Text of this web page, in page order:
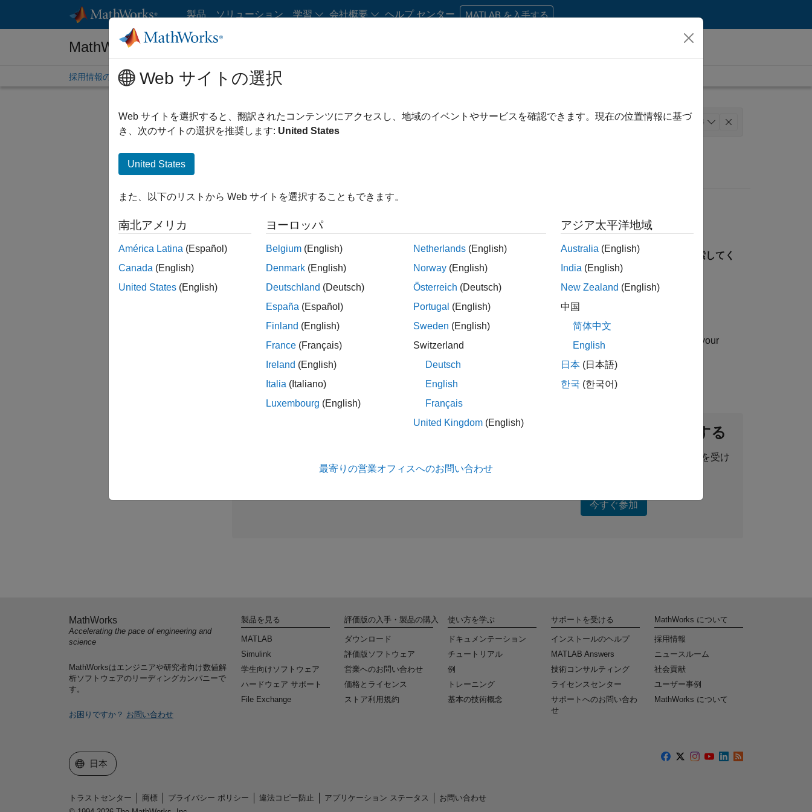
コンテンツへスキップ
製品 ソリューション 学習 会社概要 ヘルプ センター MATLAB を入手する
MathWorks 採用情報
採用情報の概要 求人検索 オフィス所在地 学生・キャリア初期の方
絞り込み条件 IT 教育機関向けセールス インサイド セールス マーケティング コミュニケーション 4
一部の求人情報は翻訳されていません。ご希望の地域ですべての求人を見つけるには、所在地を指定して検索してく
ださい。
Sales Development Representative
Sales Development Representative
JP-Tokyo| インサイド セールス | 社会人採用
At MathWorks, you'll help shape tomorrow's innovations. We'll equip you with essential sales skills in your
first six months.
1
タレントネットワークに参加する
条件に合った求人情報、ストーリー、最新情報を受け
今すぐ参加
Web サイトの選択
Web サイトを選択すると、翻訳されたコンテンツにアクセスし、地域のイベントやサービスを確認できます。現在の位置情報に基づ
き、次のサイトの選択を推奨します: United States
United States
また、以下のリストから Web サイトを選択することもできます。
南北アメリカ
América Latina (Español)
Canada (English)
United States (English)
ヨーロッパ
Belgium (English)
Denmark (English)
Deutschland (Deutsch)
España (Español)
Finland (English)
France (Français)
Ireland (English)
Italia (Italiano)
Luxembourg (English)
Netherlands (English)
Norway (English)
Österreich (Deutsch)
Portugal (English)
Sweden (English)
Switzerland
Deutsch
English
Français
United Kingdom (English)
アジア太平洋地域
Australia (English)
India (English)
New Zealand (English)
中国
简体中文
English
日本 (日本語)
한국 (한국어)
最寄りの営業オフィスへのお問い合わせ
MathWorks
Accelerating the pace of engineering and
science
MathWorksはエンジニアや研究者向け数値解
析ソフトウェアのリーディングカンパニーで
す。
お困りですか？ お問い合わせ
製品を見る
MATLAB
Simulink
学生向けソフトウェア
ハードウェア サポート
File Exchange
評価版の入手・製品の購入
ダウンロード
評価版ソフトウェア
営業へのお問い合わせ
価格とライセンス
ストア利用規約
使い方を学ぶ
ドキュメンテーション
チュートリアル
例
トレーニング
基本の技術概念
サポートを受ける
インストールのヘルプ
MATLAB Answers
技術コンサルティング
ライセンスセンター
サポートへのお問い合わ
せ
MathWorks について
採用情報
ニュースルーム
社会貢献
ユーザー事例
MathWorks について
Web サイトの選択
日本
トラストセンター 商標 プライバシー ポリシー 違法コピー防止 アプリケーション ステータス
お問い合わせ